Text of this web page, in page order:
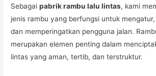
Sebagaipabrik rambu lalu lintas, kami
jenis rambu yang berfungsi untuk
dan memperingatkan pengguna jalan.
merupakan elemen penting dalam
lintas yang aman, tertib, dan terstruktur.